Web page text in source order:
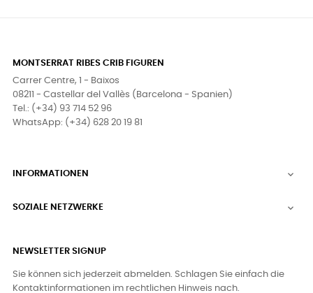
MONTSERRAT RIBES CRIB FIGUREN
Carrer Centre, 1 - Baixos
08211 - Castellar del Vallès (Barcelona - Spanien)
Tel.: (+34) 93 714 52 96
WhatsApp: (+34) 628 20 19 81
INFORMATIONEN 
SOZIALE NETZWERKE 
NEWSLETTER SIGNUP
Sie können sich jederzeit abmelden. Schlagen Sie einfach die
Kontaktinformationen im rechtlichen Hinweis nach.